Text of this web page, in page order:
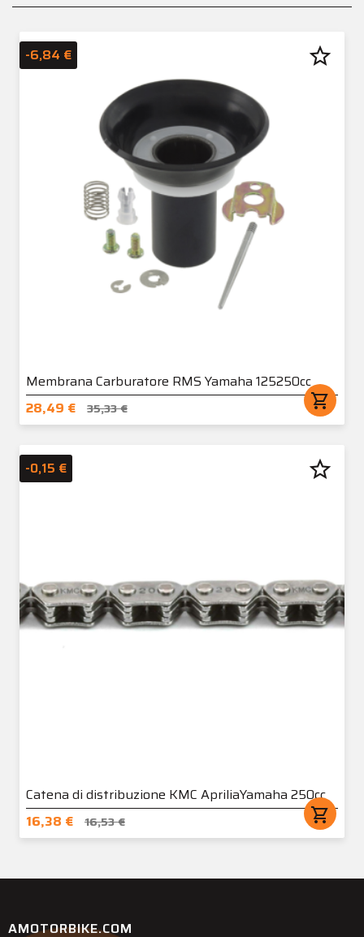
Membrana Carburatore RMS Yamaha 125250cc
28,49 €
35,33 € shopping_cart
-6,84 € star_border
Catena di distribuzione KMC ApriliaYamaha 250cc
16,38 €
16,53 € shopping_cart
-0,15 € star_border
AMOTORBIKE.COM